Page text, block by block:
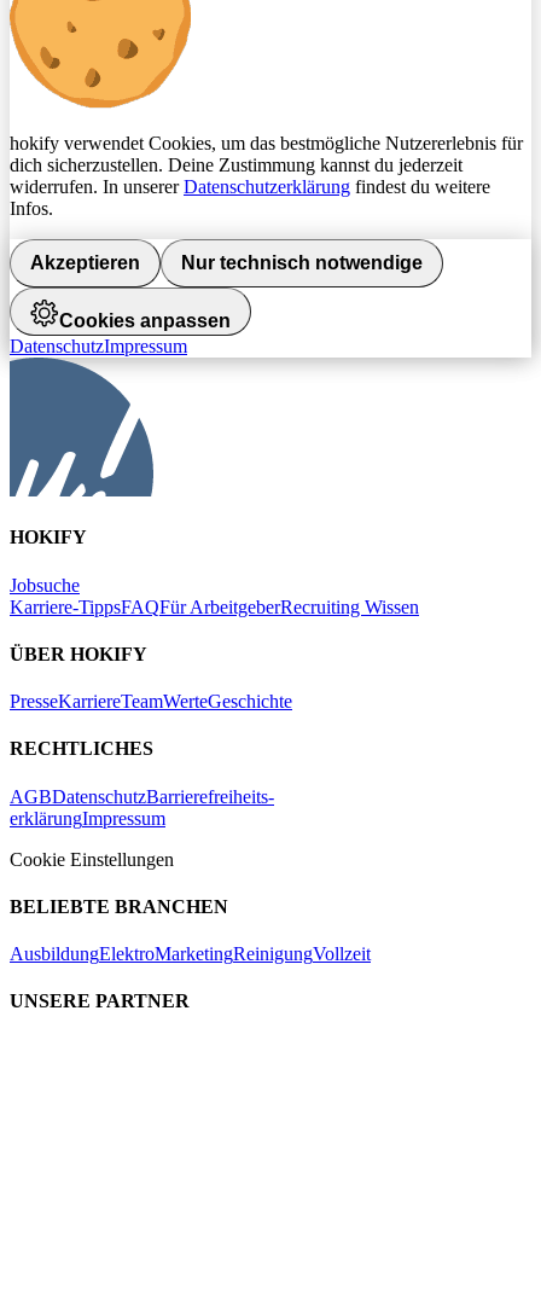
hokify verwendet Cookies, um das bestmögliche Nutzererlebnis für
dich sicherzustellen. Deine Zustimmung kannst du jederzeit
widerrufen. In unsererDatenschutzerklärung findest du weitere
Infos.
Akzeptieren Nur technisch notwendige
Cookies anpassen
DatenschutzImpressum
HOKIFY
Jobsuche
Karriere-TippsFAQFür ArbeitgeberRecruiting Wissen
ÜBER HOKIFY
PresseKarriereTeamWerteGeschichte
RECHTLICHES
AGBDatenschutzBarrierefreiheits-
erklärungImpressum
Cookie Einstellungen
BELIEBTE BRANCHEN
AusbildungElektroMarketingReinigungVollzeit
UNSERE PARTNER